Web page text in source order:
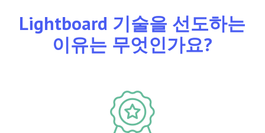
Lightboard 기술을 선도하는
이유는 무엇인가요?